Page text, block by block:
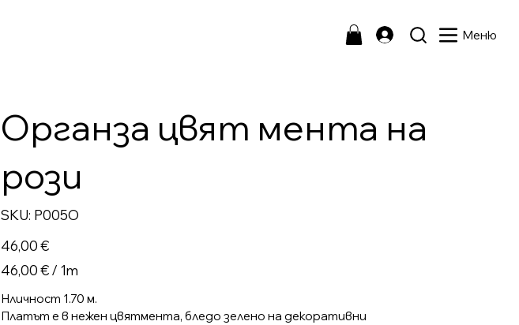
Меню
Органза цвят мента на
рози
SKU: SKU
P005O
P005O
Цена
46,00 €
46,00 €
на
46,00 € / 1m
Нличност 1.70 м.
Платът е в нежен цвятмента, бледо зелено на декоративни